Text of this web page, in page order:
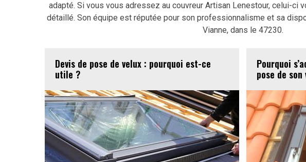
adapté. Si vous vous adressez au couvreur Artisan Lenestour, celui-ci
détaillé. Son équipe est réputée pour son professionnalisme et sa
Vianne, dans le 47230.
Devis de pose de velux : pourquoi est-ce
utile ?
Pourquoi
pose de son